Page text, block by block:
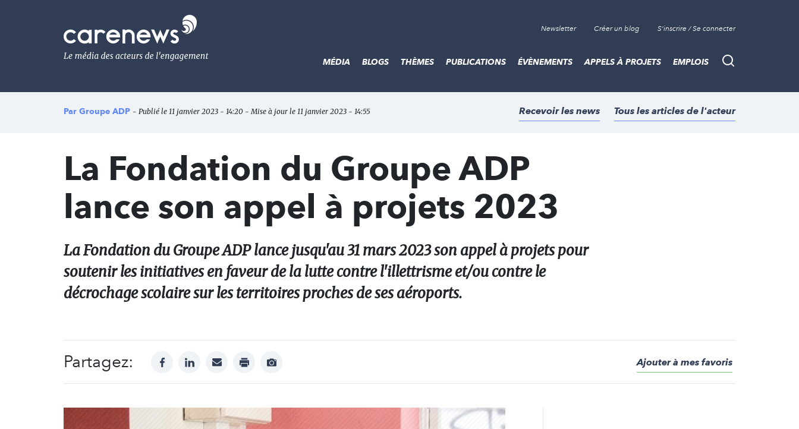
Le
média
de
l'engagement
Newsletter Créer un blog S'inscrire / Se connecter
Recherche
MÉDIA BLOGS THÈMES PUBLICATIONS ÉVÈNEMENTS APPELS À PROJETS EMPLOIS
Par Groupe ADP - Publié le 11 janvier 2023 - 14:20 - Mise à jour le 11 janvier 2023 - 14:55 Recevoir les news Tous les articles de l'acteur
La Fondation du Groupe ADP
lance son appel à projets 2023
La Fondation du Groupe ADP lance jusqu'au 31 mars 2023 son appel à projets pour
soutenir les initiatives en faveur de la lutte contre l'illettrisme et/ou contre le
décrochage scolaire sur les territoires proches de ses aéroports.
Partagez: facebooklinkedinmail print
Afficher
Ajouter à mes favoris